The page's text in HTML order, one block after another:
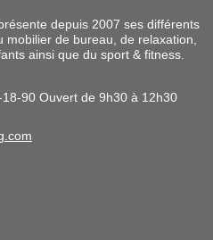
depuis 2007 ses différents
de bureau, de relaxation,
ainsi que du sport & fitness.
90 Ouvert de 9h30 à 12h30